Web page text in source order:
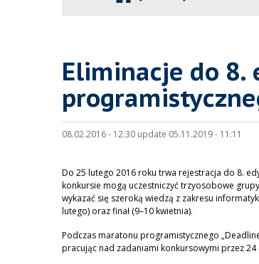
Eliminacje do
08.02.2016 - 12:30 update 05.11.2019 - 11:11
Do 25 lutego 2016 roku trwa rejestracja do 8.
konkursie mogą uczestniczyć trzyosobowe
wykazać się szeroką wiedzą z zakresu
lutego) oraz finał (9–10 kwietnia).
Podczas maratonu programistycznego
pracując nad zadaniami konkursowymi przez 24